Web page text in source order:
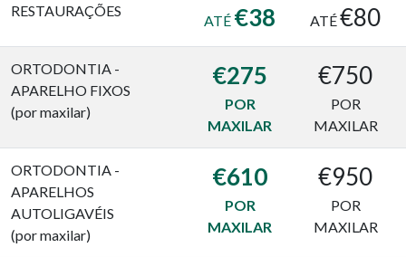
RESTAURAÇÕES
ATÉ €38 ATÉ€80
ORTODONTIA -
APARELHO FIXOS
(por maxilar)
€275
POR
MAXILAR
€750
POR
MAXILAR
ORTODONTIA -
APARELHOS
AUTOLIGAVÉIS
(por maxilar)
€610
POR
MAXILAR
€950
POR
MAXILAR